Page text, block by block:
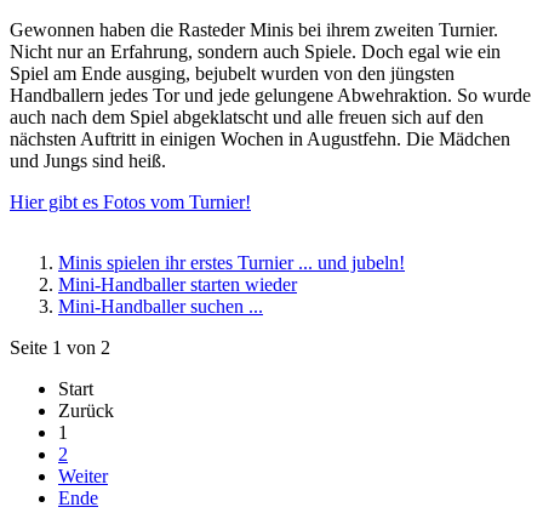
Gewonnen haben die Rasteder Minis bei ihrem zweiten Turnier.
Nicht nur an Erfahrung, sondern auch Spiele. Doch egal wie ein
Spiel am Ende ausging, bejubelt wurden von den jüngsten
Handballern jedes Tor und jede gelungene Abwehraktion. So wurde
auch nach dem Spiel abgeklatscht und alle freuen sich auf den
nächsten Auftritt in einigen Wochen in Augustfehn. Die Mädchen
und Jungs sind heiß.
Hier gibt es Fotos vom Turnier!
Minis spielen ihr erstes Turnier ... und jubeln!
Mini-Handballer starten wieder
Mini-Handballer suchen ...
Seite 1 von 2
Start
Zurück
1
2
Weiter
Ende